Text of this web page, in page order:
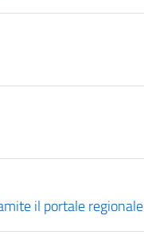
il portale regionale